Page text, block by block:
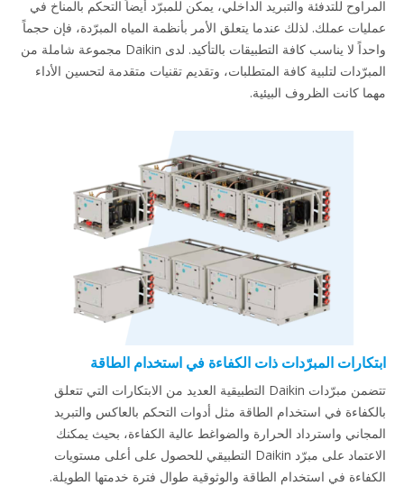
المراوح للتدفئة والتبريد الداخلي، يمكن للمبرّد أيضاً التحكم بالمناخ في
عمليات عملك. لذلك عندما يتعلق الأمر بأنظمة المياه المبرّدة، فإن حجماً
واحداً لا يناسب كافة التطبيقات بالتأكيد. لدى Daikin مجموعة شاملة من
المبرّدات لتلبية كافة المتطلبات، وتقديم تقنيات متقدمة لتحسين الأداء
مهما كانت الظروف البيئية.
ابتكارات المبرّدات ذات الكفاءة في استخدام الطاقة
تتضمن مبرّدات Daikin التطبيقية العديد من الابتكارات التي تتعلق
بالكفاءة في استخدام الطاقة مثل أدوات التحكم بالعاكس والتبريد
المجاني واسترداد الحرارة والضواغط عالية الكفاءة، بحيث يمكنك
الاعتماد على مبرّد Daikin التطبيقي للحصول على أعلى مستويات
الكفاءة في استخدام الطاقة والوثوقية طوال فترة خدمتها الطويلة.